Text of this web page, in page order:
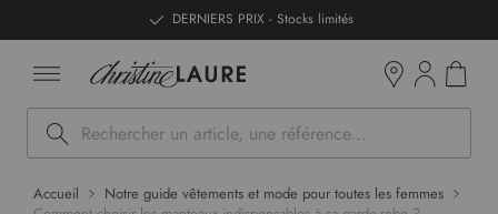
DERNIERS PRIX - Stocks limités
Rechercher
Accueil
Notre guide vêtements et mode pour toutes les femmes